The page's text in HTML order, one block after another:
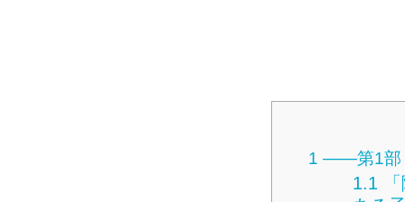
1 ――第1部
1.1